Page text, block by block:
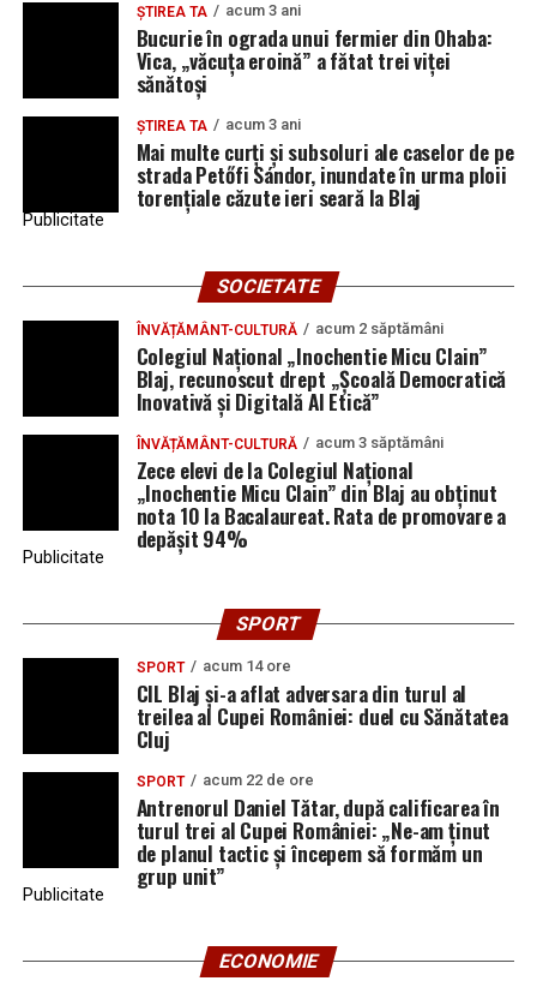
ȘTIREA TA acum 3 ani
Bucurie în ograda unui fermier din Ohaba:
Vica, „văcuța eroină” a fătat trei viței
sănătoși
ȘTIREA TA acum 3 ani
Mai multe curți și subsoluri ale caselor de pe
strada Petőfi Sándor, inundate în urma ploii
torențiale căzute ieri seară la Blaj
Publicitate
SOCIETATE
ÎNVĂȚĂMÂNT-CULTURĂ acum 2 săptămâni
Colegiul Național „Inochentie Micu Clain”
Blaj, recunoscut drept „Școală Democratică
Inovativă și Digitală AI Etică”
ÎNVĂȚĂMÂNT-CULTURĂ acum 3 săptămâni
Zece elevi de la Colegiul Național
„Inochentie Micu Clain” din Blaj au obținut
nota 10 la Bacalaureat. Rata de promovare a
depășit 94%
Publicitate
SPORT
SPORT acum 14 ore
CIL Blaj și-a aflat adversara din turul al
treilea al Cupei României: duel cu Sănătatea
Cluj
SPORT acum 22 de ore
Antrenorul Daniel Tătar, după calificarea în
turul trei al Cupei României: „Ne-am ținut
de planul tactic și începem să formăm un
grup unit”
Publicitate
ECONOMIE